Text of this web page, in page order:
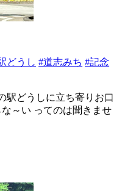
どうし #道志みち #記念
駅どうしに立ち寄り⁡お口
～い ってのは聞きませ